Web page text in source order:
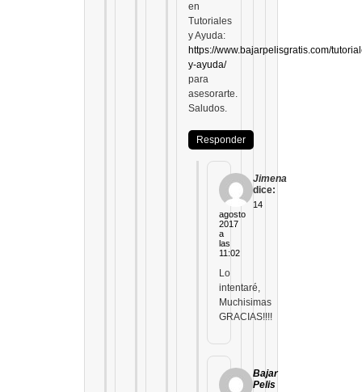
en
Tutoriales
y Ayuda:
https://www.bajarpelisgratis.com/
y-ayuda/
para
asesorarte.
Saludos.
Responder
Jimena
dice:
14
agosto
2017
a
las
11:02
Lo
intentaré,
Muchisimas
GRACIAS!!!!
Bajar
Pelis